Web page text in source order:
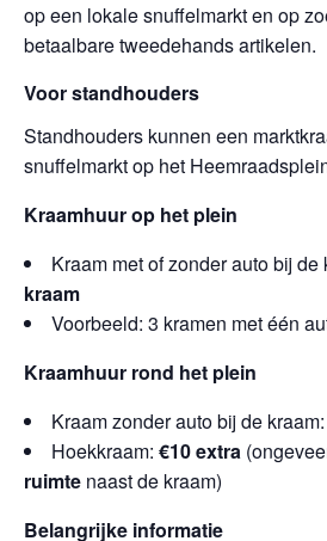
op een lokale snuffelmarkt en op
betaalbare tweedehands artikelen.
Voor standhouders
Standhouders kunnen een
snuffelmarkt op het
Kraamhuur op het plein
Kraam met of zonder auto bij de
kraam
Voorbeeld: 3 kramen met één
Kraamhuur rond het plein
Kraam zonder auto bij de kraam:
Hoekkraam: €10 extra
ruimte naast de kraam)
Belangrijke informatie